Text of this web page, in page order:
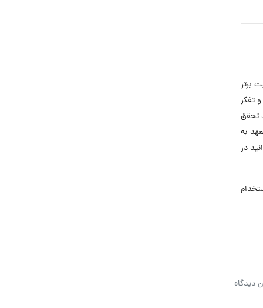
برتر
تفکر
تحقق
به
در
دیدگاه